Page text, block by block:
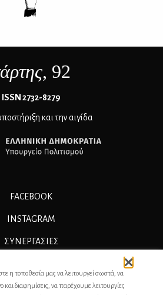
, 92
ΙSSN 2732-8279
και την αιγίδα
FACEBOOK
INSTAGRAM
ΣΥΝΕΡΓΑΣΊΕΣ
ΕΠΙΚΟΙΝΩΝΙΑ
η τοποθεσία μας να λειτουργεί σωστά, να
και διαφημίσεις, να παρέχουμε λειτουργίες